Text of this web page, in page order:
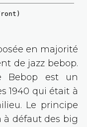
en majorité
de jazz bebop.
Bebop est un
1940 qui était à
Le principe
défaut des big